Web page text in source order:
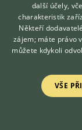
další účely,
charakteristik
Někteří
zájem; máte právo
můžete kdykoli
VŠE